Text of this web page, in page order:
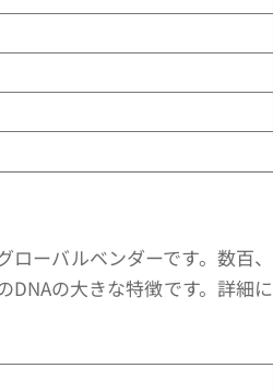
ーバルベンダーです。数百、
の大きな特徴です。詳細に